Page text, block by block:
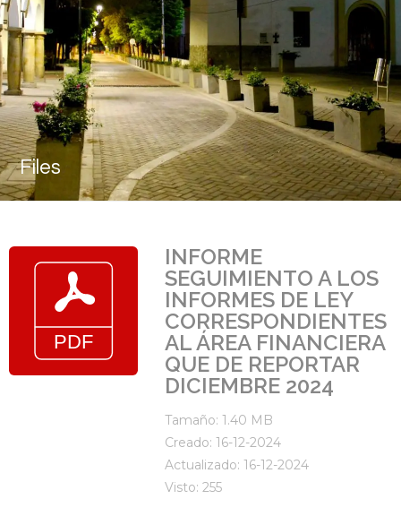
Files
INFORME
SEGUIMIENTO A LOS
INFORMES DE LEY
CORRESPONDIENTES
AL ÁREA FINANCIERA
QUE DE REPORTAR
DICIEMBRE 2024
Tamaño: 1.40 MB
Creado: 16-12-2024
Actualizado: 16-12-2024
Visto: 255